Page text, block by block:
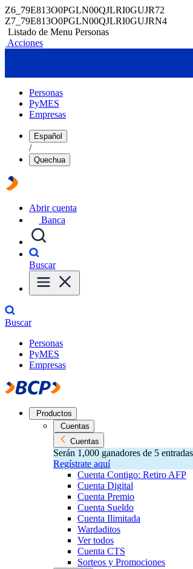
Z6_79E813O0PGLN00QJLRI0GUJR72
Z7_79E813O0PGLN00QJLRI0GUJRN4
Listado de Menu Personas
Acciones
Personas
PyMES
Empresas
Español
/
Quechua
Abrir cuenta
Banca
Buscar
Buscar
Personas
PyMES
Empresas
Productos
Cuentas
Cuentas
Serán 1,000 ganadores de 5
Regístrate aquí
Cuenta Contigo: Retiro AFP
Cuenta Digital
Cuenta Premio
Cuenta Sueldo
Cuenta Ilimitada
Wardaditos
Ver todos
Cuenta CTS
Sorteos y Promociones